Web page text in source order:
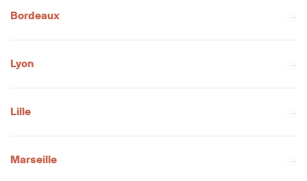
Bordeaux
Lyon
Lille
Marseille